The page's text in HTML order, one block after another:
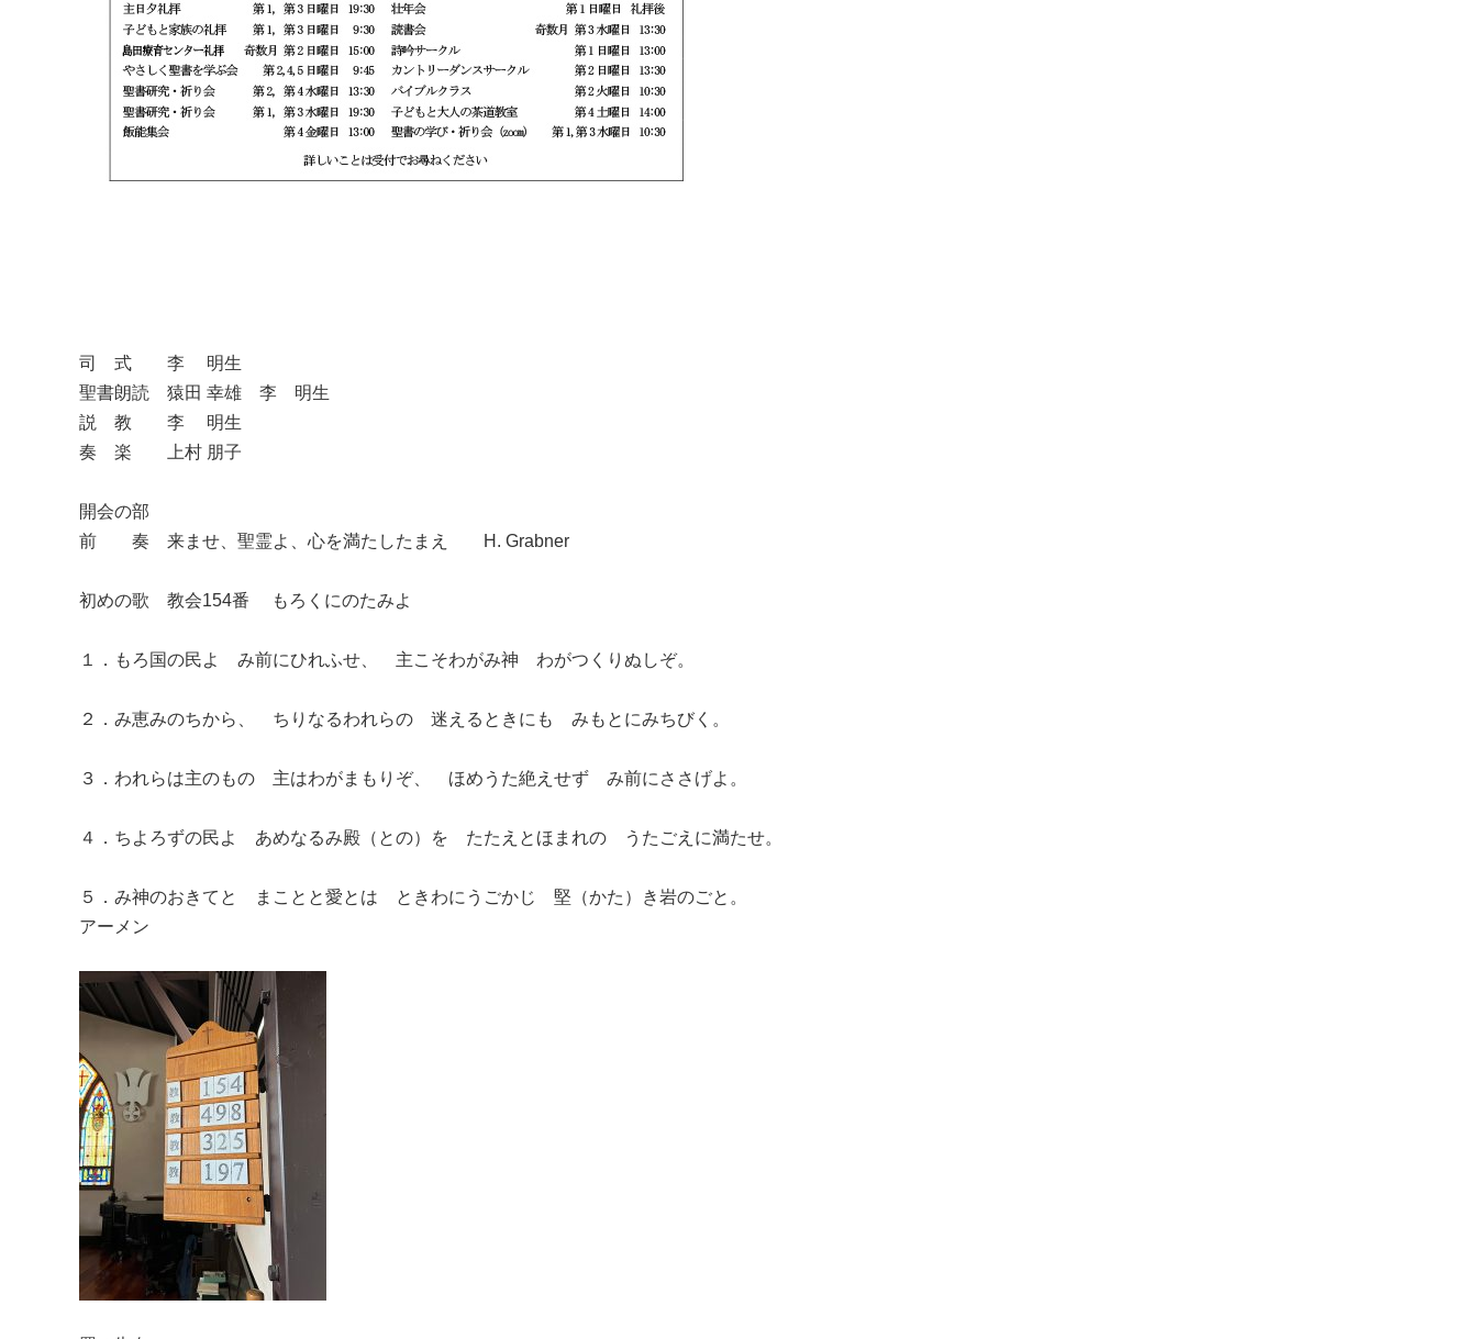
司 式 李 明生
聖書朗読 猿田 幸雄 李 明生
説 教 李 明生
奏 楽 上村 朋子
開会の部
前 奏 来ませ、聖霊よ、心を満たしたまえ H. Grabner
初めの歌 教会154番 もろくにのたみよ
１．もろ国の民よ み前にひれふせ、 主こそわがみ神 わがつくりぬしぞ。
２．み恵みのちから、 ちりなるわれらの 迷えるときにも みもとにみちびく。
３．われらは主のもの 主はわがまもりぞ、 ほめうた絶えせず み前にささげよ。
４．ちよろずの民よ あめなるみ殿（との）を たたえとほまれの うたごえに満たせ。
５．み神のおきてと まことと愛とは ときわにうごかじ 堅（かた）き岩のごと。
アーメン